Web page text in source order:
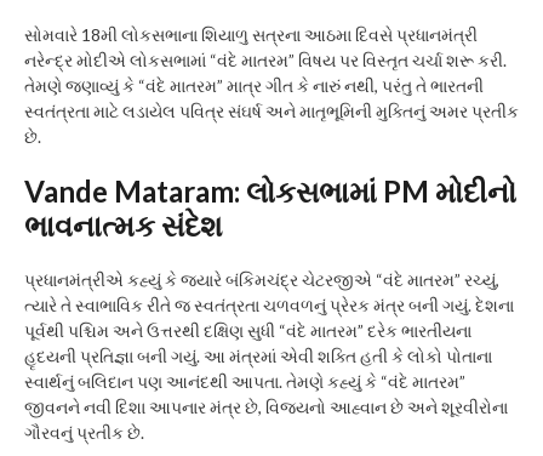
સોમવારે 18મી લોકસભાના શિયાળુ સત્રના આઠમા દિવસે પ્રધાનમંત્રી
નરેન્દ્ર મોદીએ લોકસભામાં “વંદે માતરમ” વિષય પર વિસ્તૃત ચર્ચા શરૂ કરી.
તેમણે જણાવ્યું કે “વંદે માતરમ” માત્ર ગીત કે નારું નથી, પરંતુ તે ભારતની
સ્વતંત્રતા માટે લડાયેલ પવિત્ર સંઘર્ષ અને માતૃભૂમિની મુક્તિનું અમર પ્રતીક
છે.
Vande Mataram: લોકસભામાં PM મોદીનો
ભાવનાત્મક સંદેશ
પ્રધાનમંત્રીએ કહ્યું કે જ્યારે બંકિમચંદ્ર ચેટરજીએ “વંદે માતરમ” રચ્યું,
ત્યારે તે સ્વાભાવિક રીતે જ સ્વતંત્રતા ચળવળનું પ્રેરક મંત્ર બની ગયું. દેશના
પૂર્વથી પશ્ચિમ અને ઉત્તરથી દક્ષિણ સુધી “વંદે માતરમ” દરેક ભારતીયના
હૃદયની પ્રતિજ્ઞા બની ગયું. આ મંત્રમાં એવી શક્તિ હતી કે લોકો પોતાના
સ્વાર્થનું બલિદાન પણ આનંદથી આપતા. તેમણે કહ્યું કે “વંદે માતરમ”
જીવનને નવી દિશા આપનાર મંત્ર છે, વિજયનો આહ્વાન છે અને શૂરવીરોના
ગૌરવનું પ્રતીક છે.